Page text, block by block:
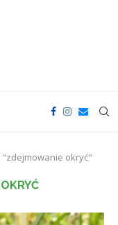
"zdejmowanie okryć"